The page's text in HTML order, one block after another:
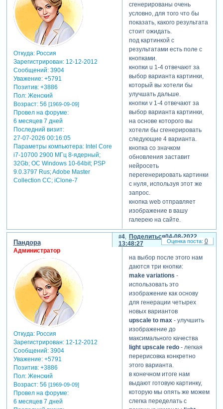
итак, вы скачали дискорд,
зарегистрировались на
сайте и получили доступ к
серверу midjourney.
теперь вам необходимо
пробиться в один из
каналов newbies# (иногда
они не прогружаются из за
нереальной нагрузки на
них, все что можно сделать-
просто подождать или
попытаться перезапустить
сам дискорд).
генерация изображений
происходитчерез команду
/imagineкоторую вы
выбираете во
всплывающем меню чата,
когда начинаете набирать /
поле prompt стандартное и
обязательно должно
присутствовать в запросе,
так что если вы случайно
удалили его- пересоздайте
запрос через / и
всплывающее меню с
в это поле и вводятся все
параметры и описания
генерируемого
изображения.
простой пример: /imagine
prompt:pikabu , где
единственным описанием,
которое мы дали нейросети
является слово pikabu.
после ввода описания вы
отправляете это
сообщение в чат, и ждете
первый вариант
результатов.
Откуда:Россия
Зарегистрирован: 12-12-2012
Сообщений:3904
Уважение: +5791
Позитив: +3886
Пол:Женский
Возраст:56 [1969-09-09]
Провел на форуме:
6 месяцев 7 дней
Последний визит:
27-07-2026 00:16:05
Параметры компьютера:Intel Core
i7-10700 2900 МГц 8-ядерный;
32Gb; ОС Windows 10-64bit; PSP
9.0.3797 Rus; Adobe Master
Collection СС; iClone-7
сгенерированы очень
условно, для того что бы
показать, какого результата
стоит ожидать.
под картинкой с
результатами есть поле с
кнопками.
кнопки u 1-4 отвечают за
выбор варианта картинки,
который вы хотели бы
улучшать дальше.
кнопки v 1-4 отвечают за
выбор варианта картинки,
на основе которого вы
хотели бы сгенерировать
следующие 4 варианта.
кнопка со значком
обновления заставит
нейросеть
перегенерировать картинки
с нуля, используя этот же
запрос.
кнопка web отправляет
изображение в вашу
галерею на сайте.
выбрав понравившийся
вариант (к примеру u2) мы
качеству генерации и
апскейленное
изображение.
Поделиться
4
04-08-2022
13:48:27
Пандора
Администратор
Откуда:Россия
Зарегистрирован: 12-12-2012
Сообщений:3904
Уважение: +5791
Позитив: +3886
Пол:Женский
Возраст:56 [1969-09-09]
Провел на форуме:
6 месяцев 7 дней
на выбор после этого нам
даются три кнопки:
make variations -
использовать это
изображение как основу
для генерации четырех
новых вариантов
upscale to max- улучшить
изображение до
максимального качества
light upscale redo- легкая
перерисовка конкретно
этого варианта.
в конечном итоге нам
выдают готовую картинку,
которую мы опять же можем
слегка переделать с
0